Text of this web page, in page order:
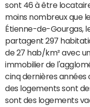
sont 46 à être
moins nombreux que
Étienne-de-Gourgas,
partagent 297
de 27 hab/km² avec
immobilier de
cinq dernières années
des logements sont
sont des logements